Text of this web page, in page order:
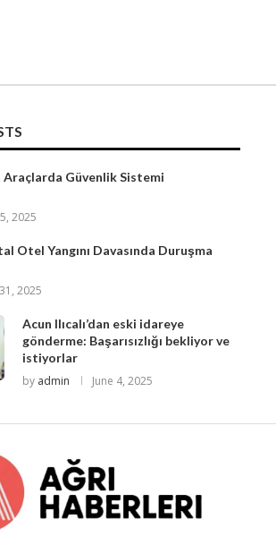
Araçlarda Güvenlik Sistemi
2025
Otel Yangını Davasında Duruşma
2025
Acun Ilıcalı’dan eski idareye
gönderme: Başarısızlığı bekliyor ve
istiyorlar
by admin June 4, 2025